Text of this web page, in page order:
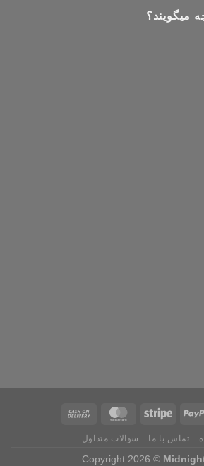
میگویند؟
تماس با ما سوالات متداول
Copyright 2026 ©